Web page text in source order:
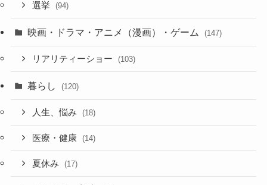
選挙 (94)
映画・ドラマ・アニメ（漫画）・ゲーム (147)
リアリティーショー (103)
暮らし (120)
人生、悩み (18)
医療・健康 (14)
夏休み (17)